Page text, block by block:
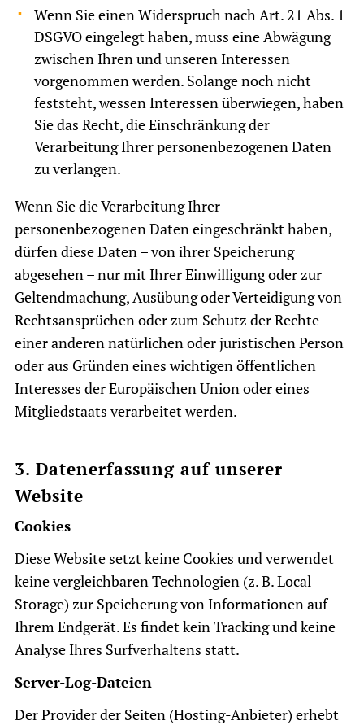
Wenn Sie einen Widerspruch nach Art. 21 Abs. 1
DSGVO eingelegt haben, muss eine Abwägung
zwischen Ihren und unseren Interessen
vorgenommen werden. Solange noch nicht
feststeht, wessen Interessen überwiegen, haben
Sie das Recht, die Einschränkung der
Verarbeitung Ihrer personenbezogenen Daten
zu verlangen.
Wenn Sie die Verarbeitung Ihrer
personenbezogenen Daten eingeschränkt haben,
dürfen diese Daten – von ihrer Speicherung
abgesehen – nur mit Ihrer Einwilligung oder zur
Geltendmachung, Ausübung oder Verteidigung von
Rechtsansprüchen oder zum Schutz der Rechte
einer anderen natürlichen oder juristischen Person
oder aus Gründen eines wichtigen öffentlichen
Interesses der Europäischen Union oder eines
Mitgliedstaats verarbeitet werden.
3. Datenerfassung auf unserer
Website
Cookies
Diese Website setzt keine Cookies und verwendet
keine vergleichbaren Technologien (z. B. Local
Storage) zur Speicherung von Informationen auf
Ihrem Endgerät. Es findet kein Tracking und keine
Analyse Ihres Surfverhaltens statt.
Server-Log-Dateien
Der Provider der Seiten (Hosting-Anbieter) erhebt